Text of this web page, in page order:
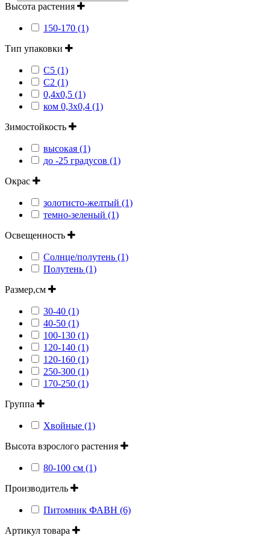
Высота растения
150-170 (1)
Тип упаковки
С5 (1)
С2 (1)
0,4х0,5 (1)
ком 0,3х0,4 (1)
Зимостойкость
высокая (1)
до -25 градусов (1)
Окрас
золотисто-желтый (1)
темно-зеленый (1)
Освещенность
Солнце/полутень (1)
Полутень (1)
Размер,см
30-40 (1)
40-50 (1)
100-130 (1)
120-140 (1)
120-160 (1)
250-300 (1)
170-250 (1)
Группа
Хвойные (1)
Высота взрослого растения
80-100 см (1)
Производитель
Питомник ФАВН (6)
Артикул товара